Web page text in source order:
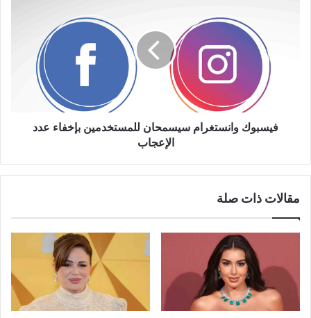
للمستخدمين
فيسبوك وانستغرام سيسمحان للمستخدمين بإخفاء عدد
الإعجاب
مقالات ذات صلة